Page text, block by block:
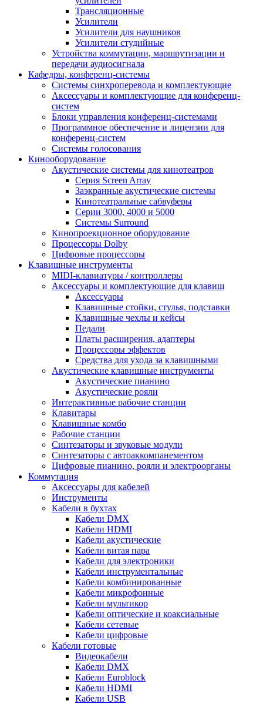
Трансляционные
Усилители
Усилители для наушников
Усилители студийные
Устройства коммутации, маршрутизации и
передачи аудиосигнала
Кафедры, конференц-системы
Cистемы синхроперевода и комплектующие
Аксессуары и комплектующие для конференц-
систем
Блоки управления конференц-системами
Программное обеспечение и лицензии для
конференц-систем
Системы голосования
Кинооборудование
Акустические системы для кинотеатров
Cерия Screen Array
Заэкранные акустические системы
Кинотеатральные сабвуферы
Серии 3000, 4000 и 5000
Системы Surround
Кинопроекционное оборудование
Процессоры Dolby
Цифровые процессоры
Клавишные инструменты
MIDI-клавиатуры / контроллеры
Аксессуары и комплектующие для клавиш
Аксессуары
Клавишные стойки, стулья, подставки
Клавишные чехлы и кейсы
Педали
Платы расширения, адаптеры
Процессоры эффектов
Средства для ухода за клавишными
Акустические клавишные инструменты
Акустические пианино
Акустические рояли
Интерактивные рабочие станции
Клавитары
Клавишные комбо
Рабочие станции
Синтезаторы и звуковые модули
Синтезаторы с автоаккомпанементом
Цифровые пианино, рояли и электроорганы
Коммутация
Аксессуары для кабелей
Инструменты
Кабели в бухтах
Кабели DMX
Кабели HDMI
Кабели акустические
Кабели витая пара
Кабели для электроники
Кабели инструментальные
Кабели комбинированные
Кабели микрофонные
Кабели мультикор
Кабели оптические и коаксиальные
Кабели сетевые
Кабели цифровые
Кабели готовые
Видеокабели
Кабели DMX
Кабели Euroblock
Кабели HDMI
Кабели USB